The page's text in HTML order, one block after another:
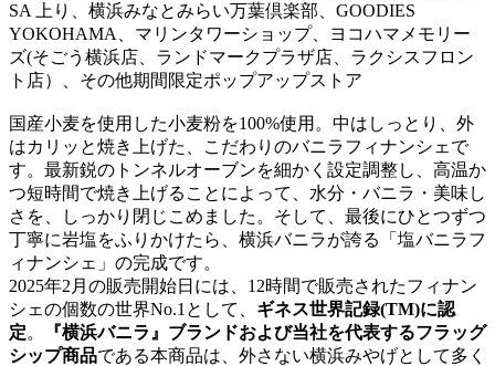
SA 上り、横浜みなとみらい万葉倶楽部、GOODIES
YOKOHAMA、マリンタワーショップ、ヨコハマメモリー
ズ(そごう横浜店、ランドマークプラザ店、ラクシスフロン
ト店）、その他期間限定ポップアップストア
国産小麦を使用した小麦粉を100%使用。中はしっとり、外
はカリッと焼き上げた、こだわりのバニラフィナンシェで
す。最新鋭のトンネルオーブンを細かく設定調整し、高温か
つ短時間で焼き上げることによって、水分・バニラ・美味し
さを、しっかり閉じこめました。そして、最後にひとつずつ
丁寧に岩塩をふりかけたら、横浜バニラが誇る「塩バニラフ
ィナンシェ」の完成です。
2025年2月の販売開始日には、12時間で販売されたフィナン
シェの個数の世界No.1として、 ギネス世界記録(TM)に認
定。
『横浜バニラ』ブランドおよび当社を代表するフラッグ
シップ商品である本商品は、外さない横浜みやげとして多く